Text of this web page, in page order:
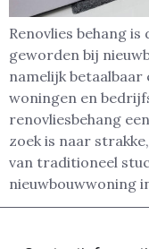
Renovlies behang
geworden bij
namelijk
woningen en
renovliesbehang
zoek is naar
van traditioneel
nieuwbouwwoning